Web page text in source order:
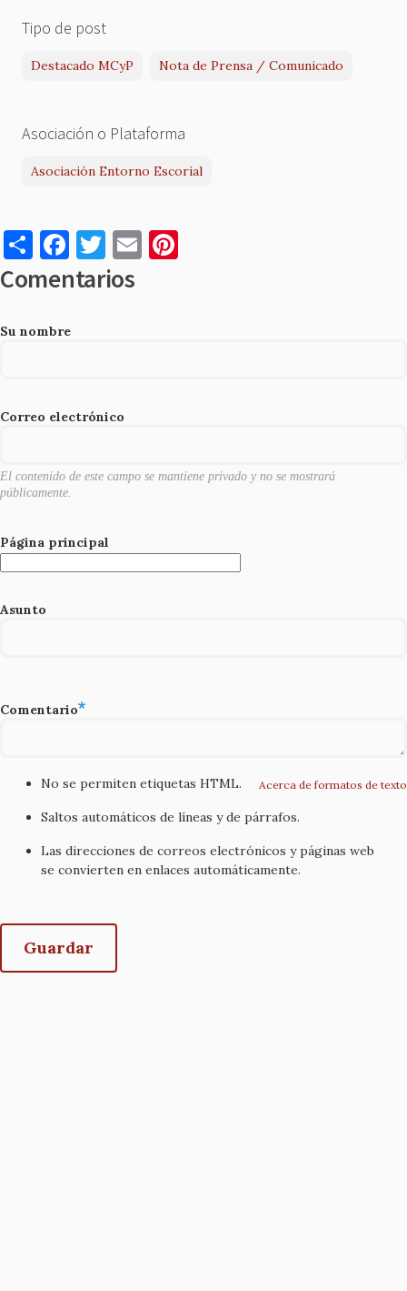
Tipo de post
Destacado MCyP Nota de Prensa / Comunicado
Asociación o Plataforma
Asociación Entorno Escorial
S
h
ar
e
F
a
c
e
o
T
w
it
E
m
Comentarios
Su nombre
Correo electrónico
El contenido de este campo se mantiene privado y no se mostrará
públicamente.
Página principal
Asunto
Comentario
Acerca de formatos de texto
No se permiten etiquetas HTML.
Saltos automáticos de líneas y de párrafos.
Las direcciones de correos electrónicos y páginas web
se convierten en enlaces automáticamente.